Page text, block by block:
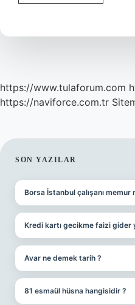
Varmak
Mi
https://www.tulaforum.com
https://naviforce.com.tr
SIDEBAR
SON YAZILAR
Borsa İstanbul çalışanı memur
Kredi kartı gecikme faizi gider
Avar ne demek tarih ?
81 esmaül hüsna hangisidir ?